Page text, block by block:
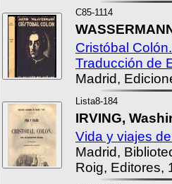
C85-1114
Cristóbal
Traducción de
Madrid,
Lista8-184
IRVING,
Vida y viajes
Madrid,
Roig, Editores,